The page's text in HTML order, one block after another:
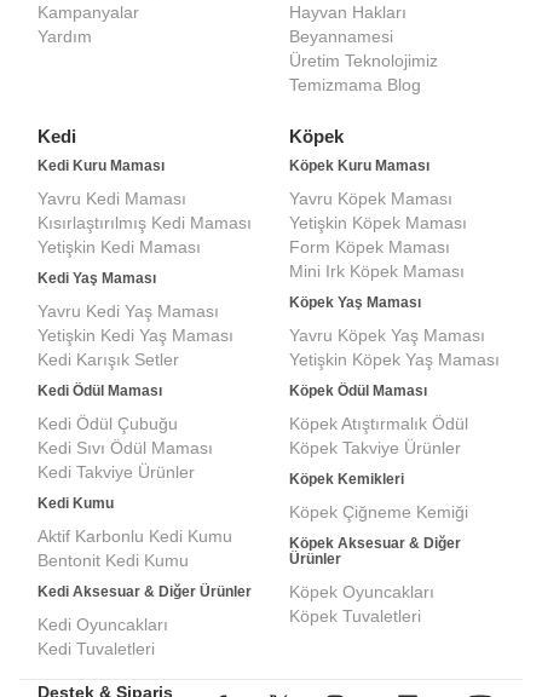
Kampanyalar
Yardım
Hayvan Hakları
Beyannamesi
Üretim Teknolojimiz
Temizmama Blog
Kedi
Kedi Kuru Maması
Yavru Kedi Maması
Kısırlaştırılmış Kedi Maması
Yetişkin Kedi Maması
Kedi Yaş Maması
Yavru Kedi Yaş Maması
Yetişkin Kedi Yaş Maması
Kedi Karışık Setler
Kedi Ödül Maması
Kedi Ödül Çubuğu
Kedi Sıvı Ödül Maması
Kedi Takviye Ürünler
Kedi Kumu
Aktif Karbonlu Kedi Kumu
Bentonit Kedi Kumu
Kedi Aksesuar & Diğer Ürünler
Kedi Oyuncakları
Kedi Tuvaletleri
Köpek
Köpek Kuru Maması
Yavru Köpek Maması
Yetişkin Köpek Maması
Form Köpek Maması
Mini Irk Köpek Maması
Köpek Yaş Maması
Yavru Köpek Yaş Maması
Yetişkin Köpek Yaş Maması
Köpek Ödül Maması
Köpek Atıştırmalık Ödül
Köpek Takviye Ürünler
Köpek Kemikleri
Köpek Çiğneme Kemiği
Köpek Aksesuar & Diğer
Ürünler
Köpek Oyuncakları
Köpek Tuvaletleri
Destek & Sipariş